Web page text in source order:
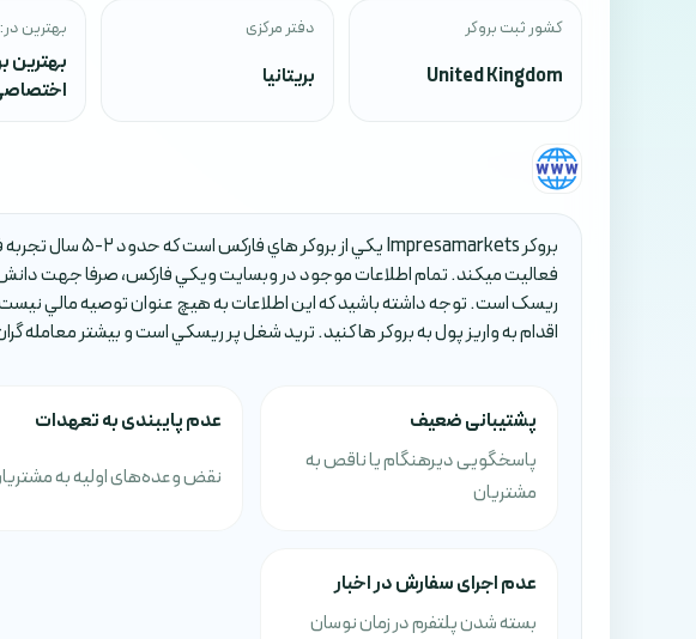
کشور ثبت بروکر
United Kingdom
دفتر مرکزی
بریتانیا
بهترین در:
بهترین
فعاليت ميکند. تمام اطلاعات موجود در وبسايت ويکي فارکس، صرفا جهت دانش
ريسک است. توجه داشته باشيد که اين اطلاعات به هيچ عنوان توصيه مالي
اقدام به واريز پول به بروکر ها کنيد. تريد شغل پر ريسکي است و بيشتر معامله
پشتیبانی ضعیف
پاسخگویی دیرهنگام یا ناقص به
مشتریان
عدم پایبندی به تعهدات
نقض وعده‌های اولیه به
عدم اجرای سفارش در اخبار
بسته شدن پلتفرم در زمان نوسان